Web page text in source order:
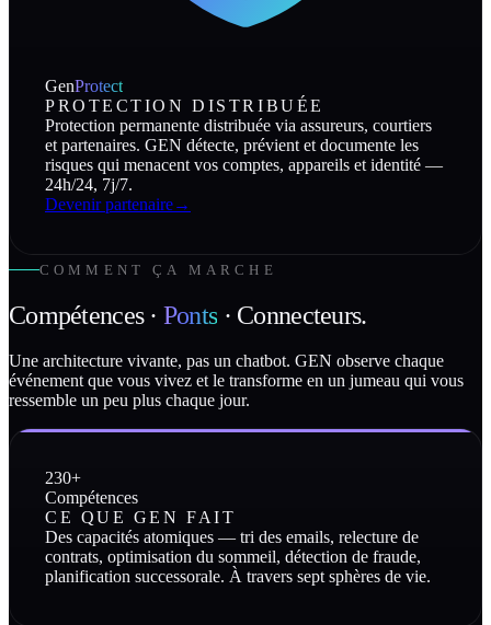
GenProtect
PROTECTION DISTRIBUÉE
Protection permanente distribuée via assureurs, courtiers
et partenaires. GEN détecte, prévient et documente les
risques qui menacent vos comptes, appareils et identité —
24h/24, 7j/7.
Devenir partenaire→
COMMENT ÇA MARCHE
Compétences · Ponts · Connecteurs.
Une architecture vivante, pas un chatbot. GEN observe chaque
événement que vous vivez et le transforme en un jumeau qui vous
ressemble un peu plus chaque jour.
230+
Compétences
CE QUE GEN FAIT
Des capacités atomiques — tri des emails, relecture de
contrats, optimisation du sommeil, détection de fraude,
planification successorale. À travers sept sphères de vie.